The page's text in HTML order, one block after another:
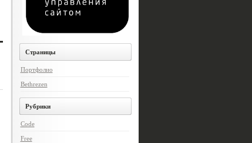
Страницы
Портфолио
Bethrezen
Рубрики
Code
Free